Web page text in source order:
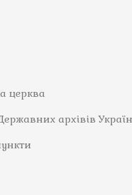
церква
архівів